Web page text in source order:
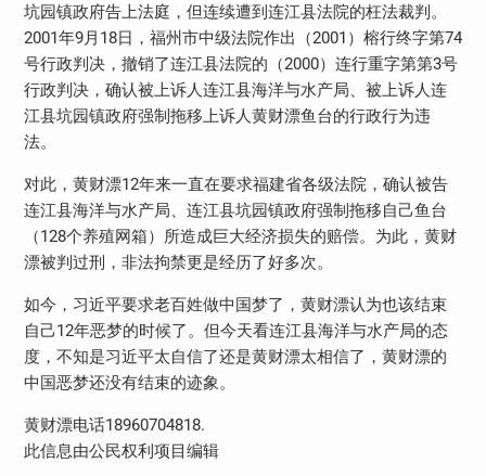
坑园镇政府告上法庭，但连续遭到连江县法院的枉法裁判。
2001年9月18日，福州市中级法院作出（2001）榕行终字第74
号行政判决，撤销了连江县法院的（2000）连行重字第第3号
行政判决，确认被上诉人连江县海洋与水产局、被上诉人连
江县坑园镇政府强制拖移上诉人黄财漂鱼台的行政行为违
法。
对此，黄财漂12年来一直在要求福建省各级法院，确认被告
连江县海洋与水产局、连江县坑园镇政府强制拖移自己鱼台
（128个养殖网箱）所造成巨大经济损失的赔偿。为此，黄财
漂被判过刑，非法拘禁更是经历了好多次。
如今，习近平要求老百姓做中国梦了，黄财漂认为也该结束
自己12年恶梦的时候了。但今天看连江县海洋与水产局的态
度，不知是习近平太自信了还是黄财漂太相信了，黄财漂的
中国恶梦还没有结束的迹象。
黄财漂电话18960704818.
此信息由公民权利项目编辑